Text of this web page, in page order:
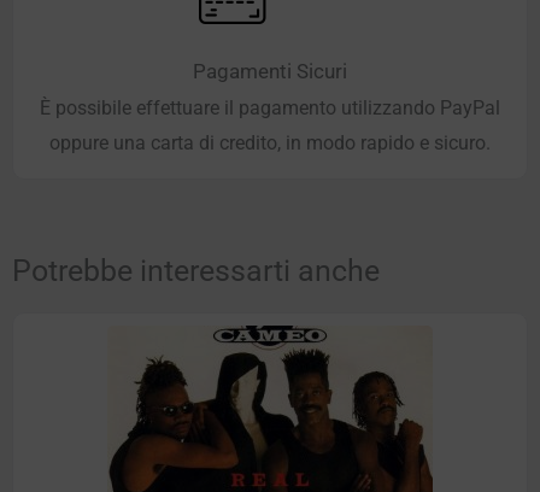
Pagamenti Sicuri
È possibile effettuare il pagamento utilizzando PayPal
oppure una carta di credito, in modo rapido e sicuro.
Potrebbe interessarti anche